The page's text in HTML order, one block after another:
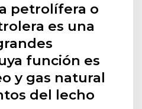
petrolífera o
es una
función es
y gas natural
del lecho